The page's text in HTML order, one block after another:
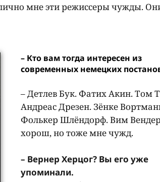
мне эти режиссеры чужды.
– Кто вам тогда интересен из
современных немецких
– Детлев Бук. Фатих Акин. Том
Андреас Дрезен. Зёнке
Фолькер Шлёндорф. Вим
хорош, но тоже мне чужд.
– Вернер Херцог? Вы его уже
упоминали.